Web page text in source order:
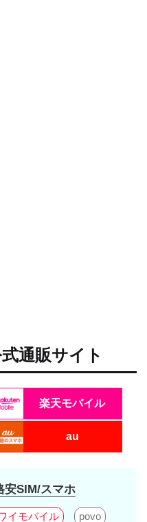
通販サイト
楽天モバイル
au
安SIM/スマホ
イモバイル povo